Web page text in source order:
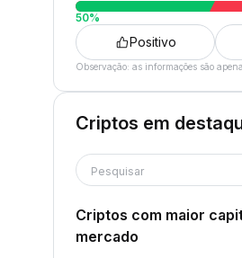
50%
Positivo
Observação: as informações são
Criptos em
Pesquisar
Criptos com maior
mercado